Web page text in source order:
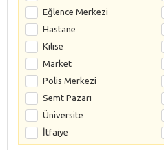
Eğlence Merkezi
Hastane
Kilise
Market
Polis Merkezi
Semt Pazarı
Üniversite
İtfaiye